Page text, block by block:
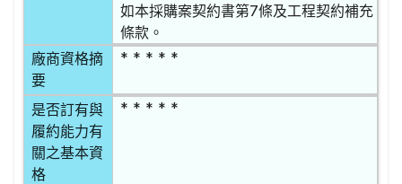
如本採購案契約書第7條及工程契約補充
條款。
廠商資格摘
要
* * * * *
是否訂有與
履約能力有
關之基本資
格
* * * * *